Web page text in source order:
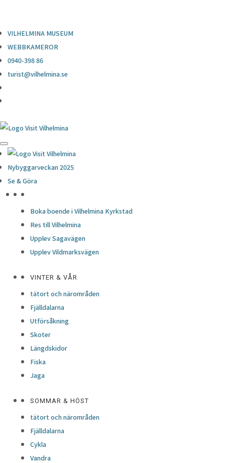
VILHELMINA MUSEUM
WEBBKAMEROR
0940-398 86
turist@vilhelmina.se
Nybyggarveckan 2025
Se & Göra
Boka boende i Vilhelmina Kyrkstad
Res till Vilhelmina
Upplev Sagavägen
Upplev Vildmarksvägen
VINTER & VÅR
tätort och närområden
Fjälldalarna
Utförsåkning
Skoter
Längdskidor
Fiska
Jaga
SOMMAR & HÖST
tätort och närområden
Fjälldalarna
Cykla
Vandra